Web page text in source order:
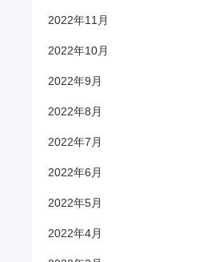
2022年11月
2022年10月
2022年9月
2022年8月
2022年7月
2022年6月
2022年5月
2022年4月